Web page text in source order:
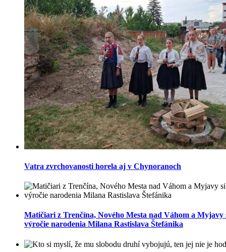
Vatra zvrchovanosti horela aj v Chynoranoch
Matičiari z Trenčína, Nového Mesta nad Váhom a Myjavy
výročie narodenia Milana Rastislava Štefánika